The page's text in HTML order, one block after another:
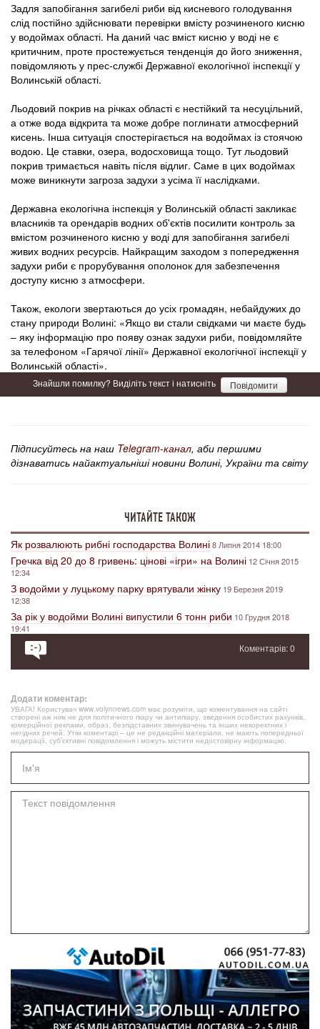
Задля запобігання загибелі риби від кисневого голодування
слід постійно здійснювати перевірки вмісту розчиненого кисню
у водоймах області. На даний час вміст кисню у воді не є
критичним, проте простежується тенденція до його зниження,
повідомляють у прес-службі Державної екологічної інспекції у
Волинській області.
Льодовий покрив на річках області є нестійкий та несуцільний,
а отже вода відкрита та може добре поглинати атмосферний
кисень. Інша ситуація спостерігається на водоймах із стоячою
водою. Це ставки, озера, водосховища тощо. Тут льодовий
покрив тримається навіть після відлиг. Саме в цих водоймах
може виникнути загроза задухи з усіма її наслідками.
Державна екологічна інспекція у Волинській області закликає
власників та орендарів водних об'єктів посилити контроль за
вмістом розчиненого кисню у воді для запобігання загибелі
живих водних ресурсів. Найкращим заходом з попередження
задухи риби є прорубування ополонок для забезпечення
доступу кисню з атмосфери.
Також, екологи звертаються до усіх громадян, небайдужих до
стану природи Волині: «Якщо ви стали свідками чи маєте будь
– яку інформацію про появу ознак задухи риби, повідомляйте
за телефоном «Гарячої лінії» Державної екологічної інспекції у
Волинській області».
Знайшли помилку? Виділіть текст і натисніть Повідомити
Підписуйтесь на наш Telegram-канал, аби першими
дізнаватись найактуальніші новини Волині, України та світу
ЧИТАЙТЕ ТАКОЖ
Як розвалюють рибні господарства Волині8 Липня 2014 18:00
Гречка від 20 до 8 гривень: цінові «ігри» на Волині 12 Січня 2015
12:34
З водойми у луцькому парку врятували жінку 19 Березня 2019
12:38
За рік у водойми Волині випустили 6 тонн риби 10 Грудня 2018
19:41
Коментарів: 0
Додати коментар:
УВАГА! Користувач www.volynnews.com має розуміти, що коментування на сайті
створені аж ніяк не для політичного піару чи антипіару, зведення особистих рахунків,
комерційної реклами, образ, безпідставних звинувачень та інших некоректних і
негідних речей. Утім коментарі – це не редакційні матеріали, не мають попередньої
модерації, суб’єктивні повідомлення і можуть містити недостовірну інформацію.